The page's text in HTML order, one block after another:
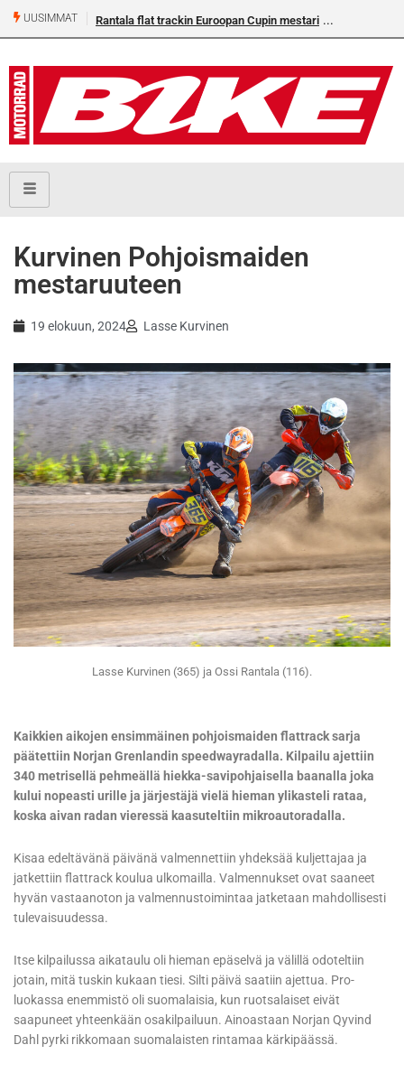
UUSIMMAT Rantala flat trackin Euroopan Cupin mestari
Kurvinen Pohjoismaiden
mestaruuteen
19 elokuun, 2024 Lasse Kurvinen
Lasse Kurvinen (365) ja Ossi Rantala (116).
Kaikkien aikojen ensimmäinen pohjoismaiden flattrack sarja
päätettiin Norjan Grenlandin speedwayradalla. Kilpailu ajettiin
340 metrisellä pehmeällä hiekka-savipohjaisella baanalla joka
kului nopeasti urille ja järjestäjä vielä hieman ylikasteli rataa,
koska aivan radan vieressä kaasuteltiin mikroautoradalla.
Kisaa edeltävänä päivänä valmennettiin yhdeksää kuljettajaa ja
jatkettiin flattrack koulua ulkomailla. Valmennukset ovat saaneet
hyvän vastaanoton ja valmennustoimintaa jatketaan mahdollisesti
tulevaisuudessa.
Itse kilpailussa aikataulu oli hieman epäselvä ja välillä odoteltiin
jotain, mitä tuskin kukaan tiesi. Silti päivä saatiin ajettua. Pro-
luokassa enemmistö oli suomalaisia, kun ruotsalaiset eivät
saapuneet yhteenkään osakilpailuun. Ainoastaan Norjan Qyvind
Dahl pyrki rikkomaan suomalaisten rintamaa kärkipäässä.